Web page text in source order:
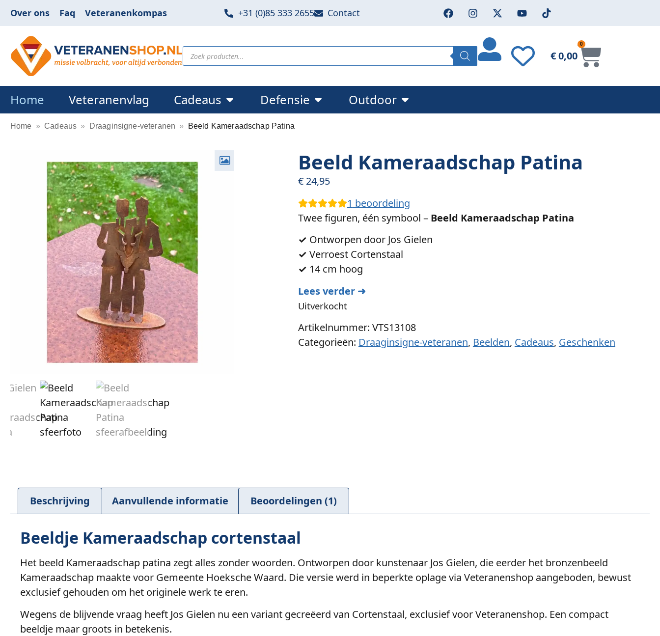
Over ons Faq Veteranenkompas +31 (0)85 333 2655 Contact
€0,00
0
Home Veteranenvlag Cadeaus Defensie Outdoor
Home » Cadeaus » Draaginsigne-veteranen » Beeld Kameraadschap Patina
Beeld Kameraadschap Patina
€24,95
1 beoordeling
Twee figuren, één symbool – Beeld Kameraadschap Patina
✓ Ontworpen door Jos Gielen
✓ Verroest Cortenstaal
✓ 14 cm hoog
Lees verder ➜
Uitverkocht
Artikelnummer: VTS13108
Categorieën: Draaginsigne-veteranen, Beelden, Cadeaus, Geschenken
Beschrijving Aanvullende informatie Beoordelingen (1)
Beeldje Kameraadschap cortenstaal
Het beeld Kameraadschap patina zegt alles zonder woorden. Ontworpen door kunstenaar Jos Gielen, die eerder het bronzenbeeld
Kameraadschap maakte voor Gemeente Hoeksche Waard. Die versie werd in beperkte oplage via Veteranenshop aangeboden, bewust
exclusief gehouden om het originele werk te eren.
Wegens de blijvende vraag heeft Jos Gielen nu een variant gecreëerd van Cortenstaal, exclusief voor Veteranenshop. Een compact
beeldje maar groots in betekenis.